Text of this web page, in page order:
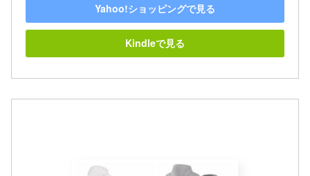
Yahoo!ショッピングで見る
Kindleで見る